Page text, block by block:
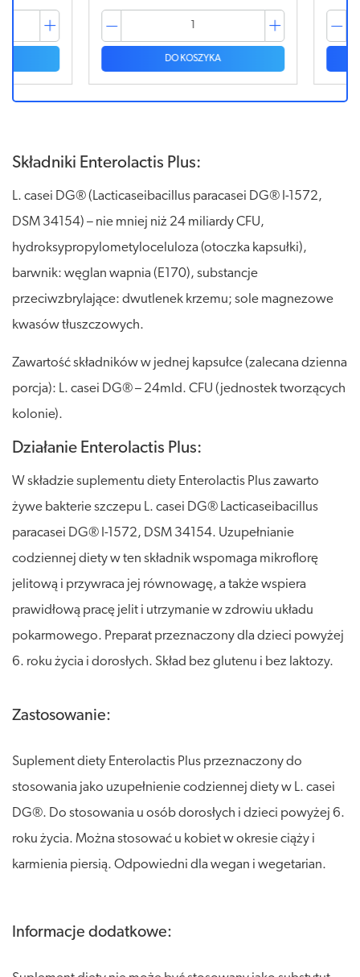
DO KOSZYKA
Składniki Enterolactis Plus:
L. casei DG® (Lacticaseibacillus paracasei DG® I-1572,
DSM 34154) – nie mniej niż 24 miliardy CFU,
hydroksypropylometyloceluloza (otoczka kapsułki),
barwnik: węglan wapnia (E170), substancje
przeciwzbrylające: dwutlenek krzemu; sole magnezowe
kwasów tłuszczowych.
Zawartość składników w jednej kapsułce (zalecana dzienna
porcja): L. casei DG® – 24mld. CFU (jednostek tworzących
kolonie).
Działanie Enterolactis Plus:
W składzie suplementu diety Enterolactis Plus zawarto
żywe bakterie szczepu L. casei DG® Lacticaseibacillus
paracasei DG® I-1572, DSM 34154. Uzupełnianie
codziennej diety w ten składnik wspomaga mikroflorę
jelitową i przywraca jej równowagę, a także wspiera
prawidłową pracę jelit i utrzymanie w zdrowiu układu
pokarmowego. Preparat przeznaczony dla dzieci powyżej
6. roku życia i dorosłych. Skład bez glutenu i bez laktozy.
Zastosowanie:
Suplement diety Enterolactis Plus przeznaczony do
stosowania jako uzupełnienie codziennej diety w L. casei
DG®. Do stosowania u osób dorosłych i dzieci powyżej 6.
roku życia. Można stosować u kobiet w okresie ciąży i
karmienia piersią. Odpowiedni dla wegan i wegetarian.
Informacje dodatkowe: